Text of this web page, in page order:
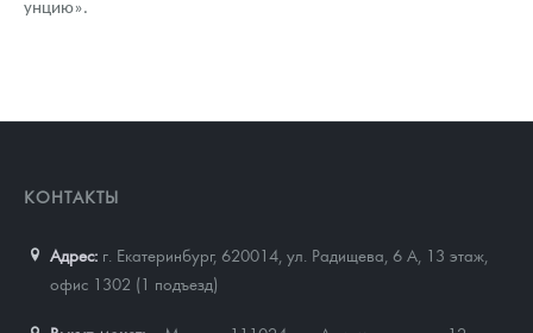
унцию».
КОНТАКТЫ
Адрес: г. Екатеринбург, 620014 ул. Радищева, 6 А, 13 этаж,
офис 1302 (1 подъезд)